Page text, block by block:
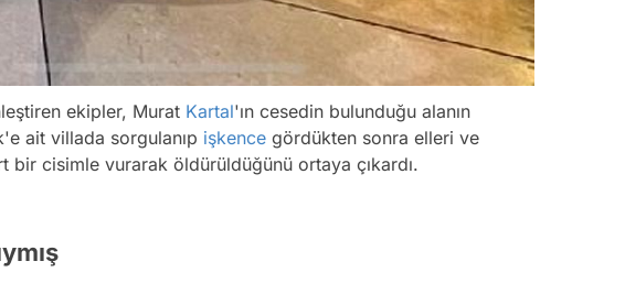
ekipler, Murat Kartal'ın cesedin bulunduğu alanın
ait villada sorgulanıp işkence gördükten sonra elleri ve
bir cisimle vurarak öldürüldüğünü ortaya çıkardı.